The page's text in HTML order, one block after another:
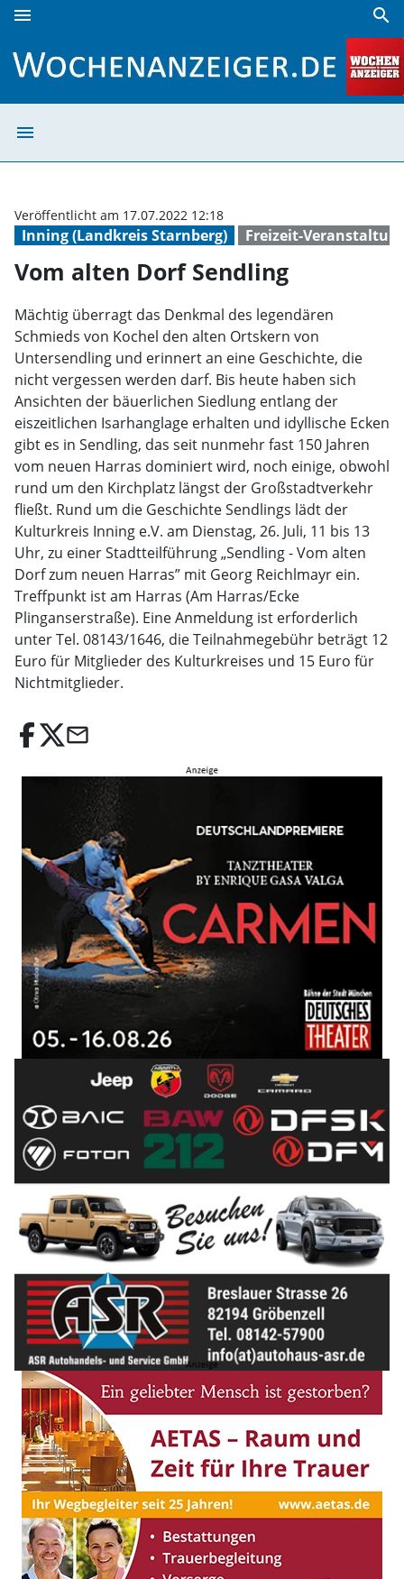
menu search
menu
Inning (Landkreis Starnberg) Freizeit-
Veröffentlicht am 17.07.2022 12:18
Vom alten Dorf Sendling
Mächtig überragt das Denkmal des legendären
Schmieds von Kochel den alten Ortskern von
Untersendling und erinnert an eine Geschichte, die
nicht vergessen werden darf. Bis heute haben sich
Ansichten der bäuerlichen Siedlung entlang der
eiszeitlichen Isarhanglage erhalten und idyllische Ecken
gibt es in Sendling, das seit nunmehr fast 150 Jahren
vom neuen Harras dominiert wird, noch einige, obwohl
rund um den Kirchplatz längst der Großstadtverkehr
fließt. Rund um die Geschichte Sendlings lädt der
Kulturkreis Inning e.V. am Dienstag, 26. Juli, 11 bis 13
Uhr, zu einer Stadtteilführung „Sendling - Vom alten
Dorf zum neuen Harras” mit Georg Reichlmayr ein.
Treffpunkt ist am Harras (Am Harras/Ecke
Plinganserstraße). Eine Anmeldung ist erforderlich
unter Tel. 08143/1646, die Teilnahmegebühr beträgt 12
Euro für Mitglieder des Kulturkreises und 15 Euro für
Nichtmitglieder.
email